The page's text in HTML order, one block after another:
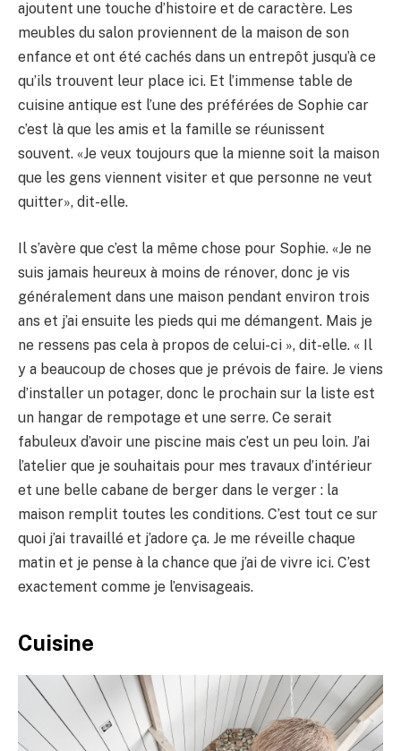
ajoutent une touche d’histoire et de caractère. Les
meubles du salon proviennent de la maison de son
enfance et ont été cachés dans un entrepôt jusqu’à ce
qu’ils trouvent leur place ici. Et l’immense table de
cuisine antique est l’une des préférées de Sophie car
c’est là que les amis et la famille se réunissent
souvent. «Je veux toujours que la mienne soit la maison
que les gens viennent visiter et que personne ne veut
quitter», dit-elle.
Il s’avère que c’est la même chose pour Sophie. «Je ne
suis jamais heureux à moins de rénover, donc je vis
généralement dans une maison pendant environ trois
ans et j’ai ensuite les pieds qui me démangent. Mais je
ne ressens pas cela à propos de celui-ci », dit-elle. « Il
y a beaucoup de choses que je prévois de faire. Je viens
d’installer un potager, donc le prochain sur la liste est
un hangar de rempotage et une serre. Ce serait
fabuleux d’avoir une piscine mais c’est un peu loin. J’ai
l’atelier que je souhaitais pour mes travaux d’intérieur
et une belle cabane de berger dans le verger : la
maison remplit toutes les conditions. C’est tout ce sur
quoi j’ai travaillé et j’adore ça. Je me réveille chaque
matin et je pense à la chance que j’ai de vivre ici. C’est
exactement comme je l’envisageais.
Cuisine